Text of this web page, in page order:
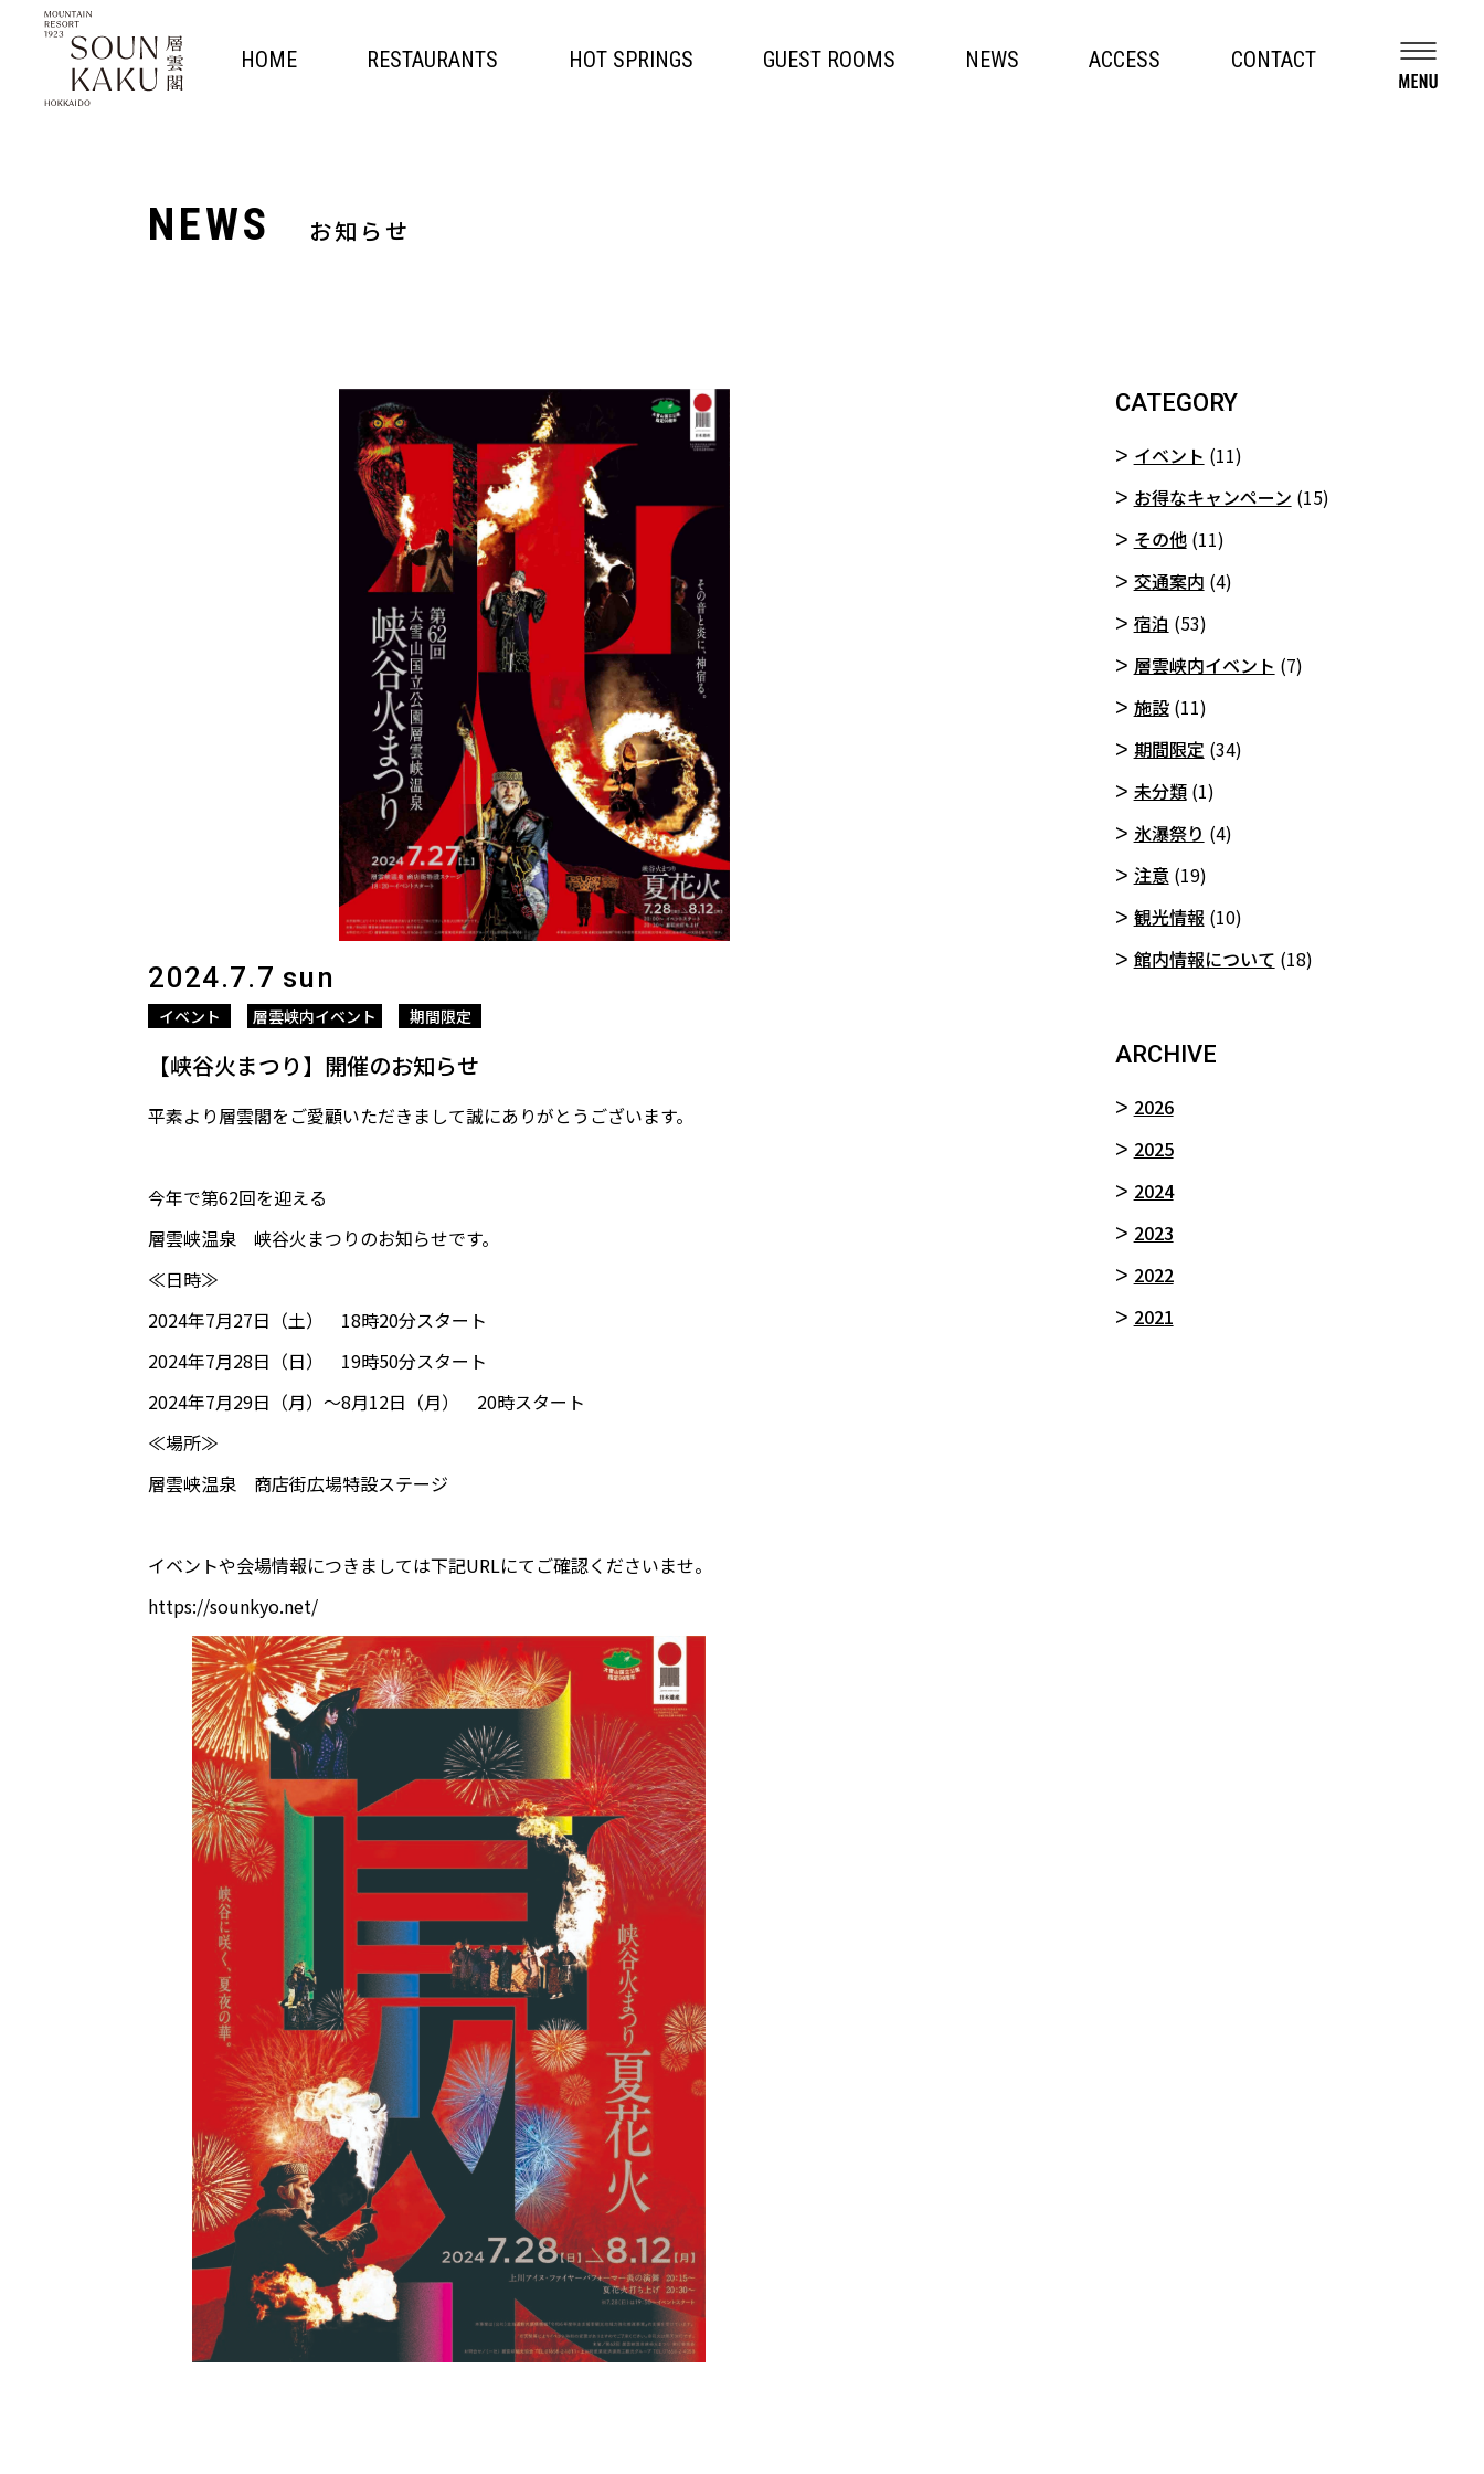
HOME RESTAURANTS HOT SPRINGS GUEST ROOMS NEWS ACCESS CONTACT
NEWS お知らせ
2024.7.7 sun
イベント 層雲峡内イベント 期間限定
【峡谷火まつり】開催のお知らせ
平素より層雲閣をご愛顧いただきまして誠にありがとうございます。
今年で第62回を迎える
層雲峡温泉 峡谷火まつりのお知らせです。
≪日時≫
2024年7月27日（土） 18時20分スタート
2024年7月28日（日） 19時50分スタート
2024年7月29日（月）～8月12日（月） 20時スタート
≪場所≫
層雲峡温泉 商店街広場特設ステージ
イベントや会場情報につきましては下記URLにてご確認くださいませ。
https://sounkyo.net/
CATEGORY
イベント (11)
お得なキャンペーン (15)
その他(11)
交通案内 (4)
宿泊 (53)
層雲峡内イベント (7)
施設(11)
期間限定 (34)
未分類(1)
氷瀑祭り (4)
注意(19)
観光情報(10)
館内情報について (18)
ARCHIVE
2026
2025
2024
2023
2022
2021